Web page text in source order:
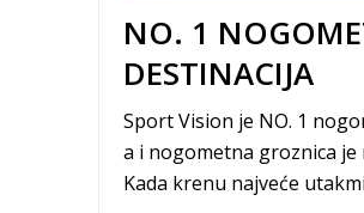
NO. 1
DESTINACIJA
Sport Vision je NO. 1
a i nogometna groznica
Kada krenu najveće